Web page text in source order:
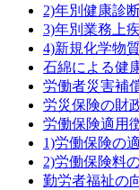
2)年別健康診
3)年別業務上
4)新規化学物
石綿による健
労働者災害補
労災保険の財
労働保険適用
1)労働保険の
2)労働保険料
勤労者福祉の